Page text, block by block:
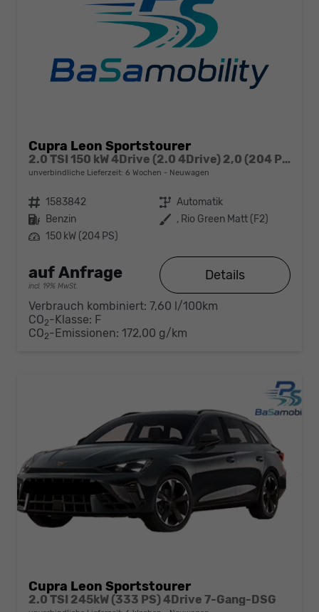
Cupra Leon Sportstourer
2.0 TSI 150 kW 4Drive (2.0 4Drive) 2,0 (204 PS) 16V
unverbindliche Lieferzeit: 6 Wochen Neuwagen
Fahrzeugnr. 1583842 Getriebe Automatik
Kraftstoff Benzin Außenfarbe , Rio Green Matt (F2)
Leistung 150 kW (204 PS)
auf Anfrage
incl. 19% MwSt.
Details
Verbrauch kombiniert: 7,60 l/100km
CO2-Klasse: F
CO2-Emissionen: 172,00 g/km
Cupra Leon Sportstourer
2.0 TSI 245kW (333 PS) 4Drive 7-Gang-DSG